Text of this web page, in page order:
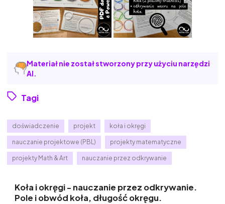
Materiał nie został stworzony przy użyciu narzędzi
AI.
Tagi
doświadczenie projekt koła i okręgi
nauczanie projektowe (PBL) projekty matematyczne
projekty Math & Art nauczanie przez odkrywanie
Koła i okręgi - nauczanie przez odkrywanie.
Pole i obwód koła, długość okręgu.